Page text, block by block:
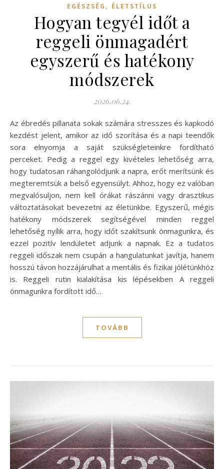
EGÉSZSÉG , ÉLETSTÍLUS
Hogyan tegyél időt a
reggeli önmagadért
egyszerű és hatékony
módszerek
2026.06.24.
Az ébredés pillanata sokak számára stresszes és kapkodó
kezdést jelent, amikor az idő szorítása és a napi teendők
sora elnyomja a saját szükségleteinkre fordítható
perceket. Pedig a reggel egy kivételes lehetőség arra,
hogy tudatosan ráhangolódjunk a napra, erőt merítsünk és
megteremtsük a belső egyensúlyt. Ahhoz, hogy ez valóban
megvalósuljon, nem kell órákat rászánni vagy drasztikus
változtatásokat bevezetni az életünkbe. Egyszerű, mégis
hatékony módszerek segítségével minden reggel
lehetőség nyílik arra, hogy időt szakítsunk önmagunkra, és
ezzel pozitív lendületet adjunk a napnak. Ez a tudatos
reggeli időszak nem csupán a hangulatunkat javítja, hanem
hosszú távon hozzájárulhat a mentális és fizikai jólétünkhöz
is. Reggeli rutin kialakítása kis lépésekben A reggeli
önmagunkra fordított idő…
TOVÁBB